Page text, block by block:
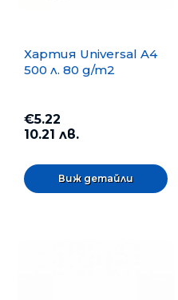
Хартия Universal A4
500 л. 80 g/m2
€5.22
10.21 лв.
Виж детайли